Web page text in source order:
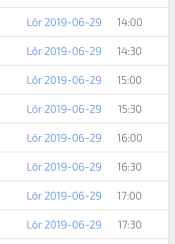
Lör 2019-06-29 14:00
Lör 2019-06-29 14:30
Lör 2019-06-29 15:00
Lör 2019-06-29 15:30
Lör 2019-06-29 16:00
Lör 2019-06-29 16:30
Lör 2019-06-29 17:00
Lör 2019-06-29 17:30